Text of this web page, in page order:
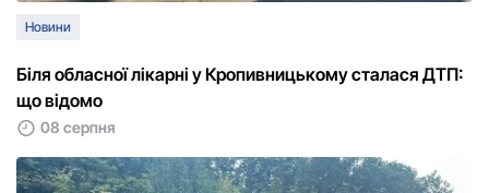
Новини
Біля обласної лікарні у Кропивницькому сталася ДТП:
що відомо
08 серпня